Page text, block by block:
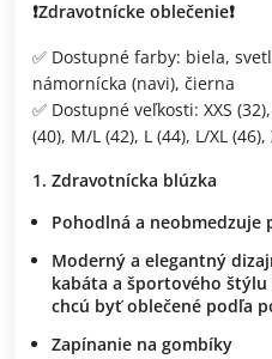
❗️Zdravotnícke oblečenie❗️
✅ Dostupné farby: biela,
námornícka (navi), čierna
✅ Dostupné veľkosti: XXS
(40), M/L (42), L (44), L/XL (46),
Zdravotnícka blúzka
Pohodlná a neobmedzuje
Moderný a elegantný
kabáta a športového
chcú byť oblečené podľa
Zapínanie na gombíky